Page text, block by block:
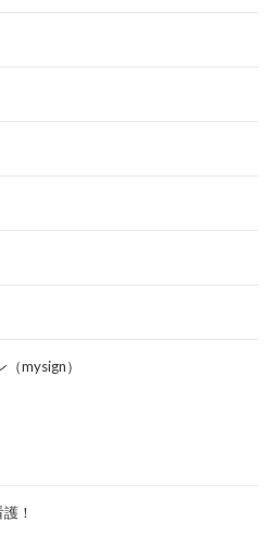
mysign）
！